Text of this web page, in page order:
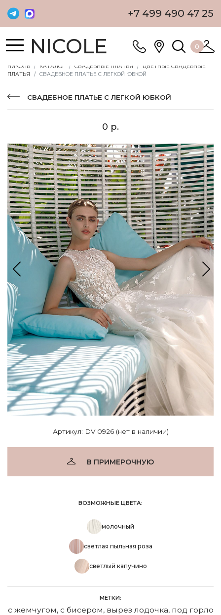
+7 499 490 47 25
NICOLE 0
НИКОЛЬ КАТАЛОГ СВАДЕБНЫЕ ПЛАТЬЯ
ЦВЕТНЫЕ СВАДЕБНЫЕ
ПЛАТЬЯ
СВАДЕБНОЕ ПЛАТЬЕ С ЛЕГКОЙ ЮБКОЙ
СВАДЕБНОЕ ПЛАТЬЕ С ЛЕГКОЙ ЮБКОЙ
0 р.
Артикул: DV 0926 (нет в наличии)
В ПРИМЕРОЧНУЮ
ВОЗМОЖНЫЕ ЦВЕТА:
молочный
светлая пыльная роза
светлый капучино
МЕТКИ:
с жемчугом, с бисером, вырез лодочка, под горло